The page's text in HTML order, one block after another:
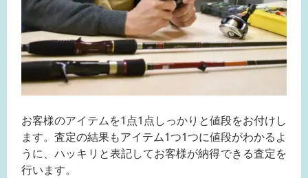
お客様のアイテムを1点1点しっかりと値段をお付けし
ます。査定の結果もアイテム1つ1つに値段がわかるよ
うに、ハッキリと表記してお客様が納得できる査定を
行います。